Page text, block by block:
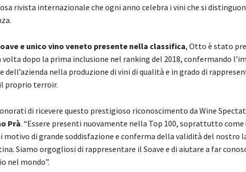
rivista internazionale che ogni anno celebra i vini che si
e unico vino veneto presente nella classifica, Otto è stato
volta dopo la prima inclusione nel ranking del 2018, confermando
dell’azienda nella produzione di vini di qualità e in grado di
proprio terroir.
di ricevere questo prestigioso riconoscimento da Wine
Prà. “Essere presenti nuovamente nella Top 100, soprattutto come
motivo di grande soddisfazione e conferma della validità del nostro
Siamo orgogliosi di rappresentare il Soave e di aiutare a far
nel mondo”.